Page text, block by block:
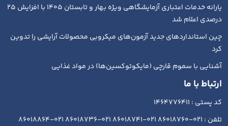
یارانه خدمات اعتباری آزمایشگاهی ویژه بهار و تابستان ۱۴۰۵ با افزایش ۲۵
درصدی اعلام شد
چین استانداردهای جدید آزمون‌های میکروبی محصولات آرایشی را تدوین
کرد
آشنایی با سموم قارچی (مایکوتوکسین‌ها) در مواد غذایی
ارتباط با ما
کد پستی : 1464776411
تلفن : 021-86018760 021-86018741 021-86018736 021-86018864